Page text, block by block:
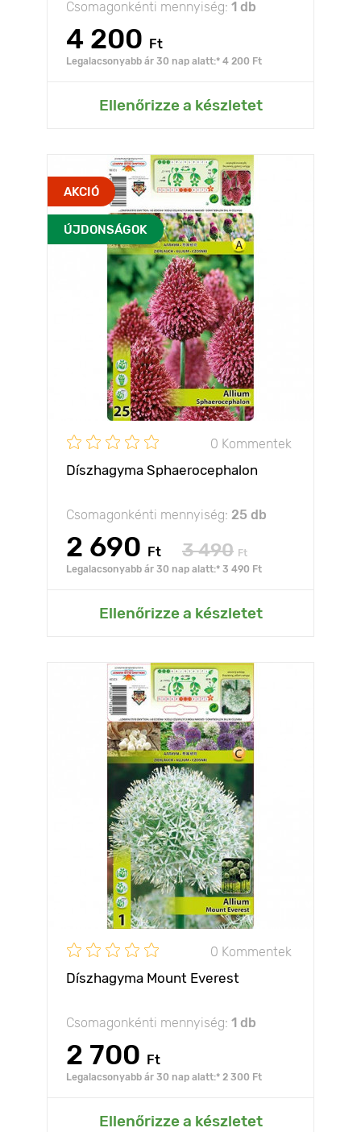
Csomagonkénti mennyiség: 1 db
4 200 Ft
Legalacsonyabb ár 30 nap alatt:* 4 200 Ft
Ellenőrizze a készletet
AKCIÓ
ÚJDONSÁGOK
0 Kommentek
Díszhagyma Sphaerocephalon
Csomagonkénti mennyiség: 25 db
2 690 Ft 3 490 Ft
Legalacsonyabb ár 30 nap alatt:* 3 490 Ft
Ellenőrizze a készletet
0 Kommentek
Díszhagyma Mount Everest
Csomagonkénti mennyiség: 1 db
2 700 Ft
Legalacsonyabb ár 30 nap alatt:* 2 300 Ft
Ellenőrizze a készletet